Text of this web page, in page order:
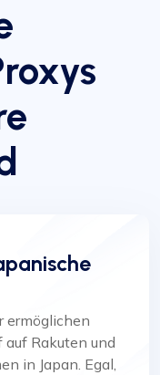
ermöglichen
Rakuten und
in Japan. Egal,